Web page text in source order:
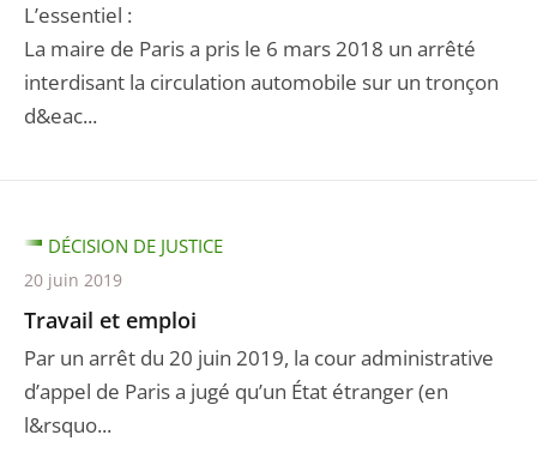
L’essentiel :
La maire de Paris a pris le 6 mars 2018 un arrêté
interdisant la circulation automobile sur un tronçon
d&eac...
Travail et emploi
Par un arrêt du 20 juin 2019, la cour administrative
d’appel de Paris a jugé qu’un État étranger (en
l&rsquo...
DÉCISION DE JUSTICE
20 juin 2019